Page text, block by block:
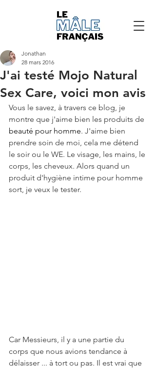
J'ai testé Mojo Natural
Sex Care, voici mon avis
Jonathan
28 mars 2016
Vous le savez, à travers ce blog, je
montre que j'aime bien les produits de
beauté pour homme. J'aime bien
prendre soin de moi, cela me détend
le soir ou le WE. Le visage, les mains, le
corps, les cheveux. Alors quand un
produit d'hygiène intime pour homme
sort, je veux le tester.
Car Messieurs, il y a une partie du
corps que nous avions tendance à
délaisser ... à tort ou pas. Il est vrai que